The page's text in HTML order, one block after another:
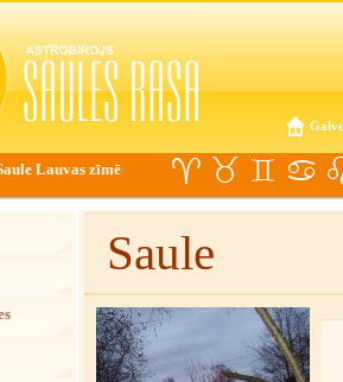
Lauvas zīmē
Saule